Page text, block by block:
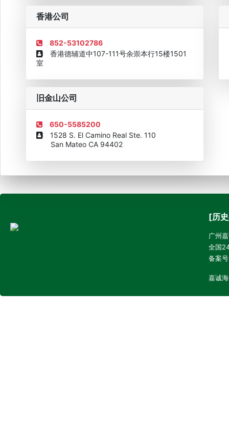
企业诚信AAAAA奖牌2015 欧美澳最具价值品牌移民机构
香港公司
852-53102786
香港德辅道中107-111号余崇本行15楼1501
室
旧金山公司
650-5585200
1528 S. El Camino Real Ste. 110
San Mateo CA 94402
[历
广州
全国
备案
嘉诚